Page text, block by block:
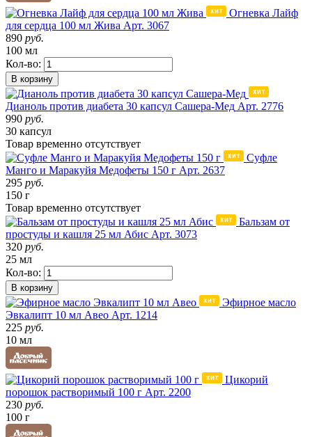
Огневка Лайф
для сердца 100 мл Жива Арт. 3067
890 руб.
100 мл
Кол-во:
В корзину
Дианоль против диабета 30 капсул Сашера-Мед Арт. 2776
990 руб.
30 капсул
Товар временно отсутствует
Суфле
Манго и Маракуйя Медофеты 150 г Арт. 2637
295 руб.
150 г
Товар временно отсутствует
Бальзам от
простуды и кашля 25 мл Абис Арт. 3073
320 руб.
25 мл
Кол-во:
В корзину
Эфирное масло
Эвкалипт 10 мл Авео Арт. 1214
225 руб.
10 мл
Цикорий
порошок растворимый 100 г Арт. 2200
230 руб.
100 г